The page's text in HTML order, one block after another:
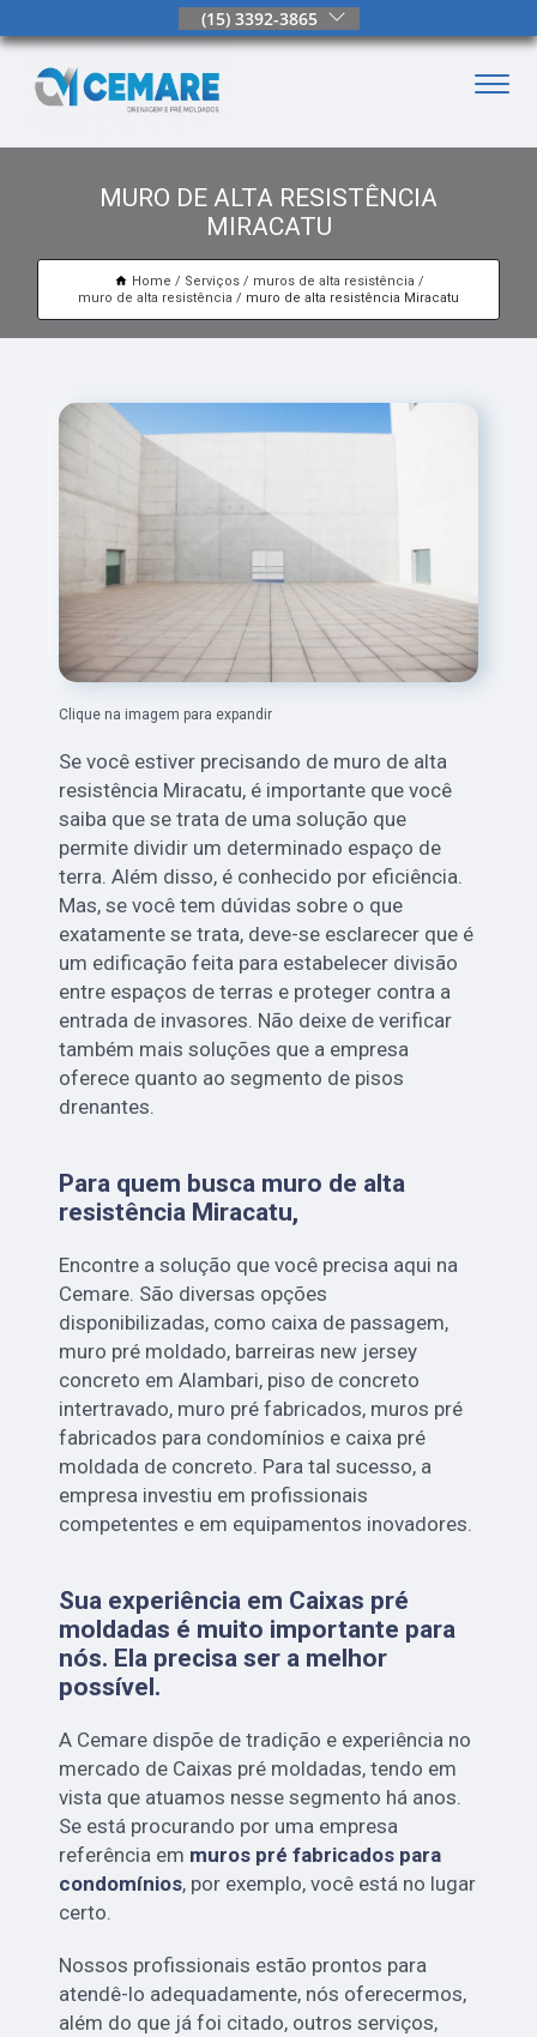
(15) 3392-3865
MURO DE ALTA RESISTÊNCIA
MIRACATU
Home Serviços
muros de alta resistência
muro de alta resistência
muro de alta resistência Miracatu
Clique na imagem para expandir
Se você estiver precisando de muro de alta
resistência Miracatu, é importante que você
saiba que se trata de uma solução que
permite dividir um determinado espaço de
terra. Além disso, é conhecido por eficiência.
Mas, se você tem dúvidas sobre o que
exatamente se trata, deve-se esclarecer que é
um edificação feita para estabelecer divisão
entre espaços de terras e proteger contra a
entrada de invasores. Não deixe de verificar
também mais soluções que a empresa
oferece quanto ao segmento de pisos
drenantes.
Para quem busca muro de alta
resistência Miracatu,
Encontre a solução que você precisa aqui na
Cemare. São diversas opções
disponibilizadas, como caixa de passagem,
muro pré moldado, barreiras new jersey
concreto em Alambari, piso de concreto
intertravado, muro pré fabricados, muros pré
fabricados para condomínios e caixa pré
moldada de concreto. Para tal sucesso, a
empresa investiu em profissionais
competentes e em equipamentos inovadores.
Sua experiência em Caixas pré
moldadas é muito importante para
nós. Ela precisa ser a melhor
possível.
A Cemare dispõe de tradição e experiência no
mercado de Caixas pré moldadas, tendo em
vista que atuamos nesse segmento há anos.
Se está procurando por uma empresa
referência em muros pré fabricados para
condomínios, por exemplo, você está no lugar
certo.
Nossos profissionais estão prontos para
atendê-lo adequadamente, nós oferecermos,
além do que já foi citado, outros serviços,